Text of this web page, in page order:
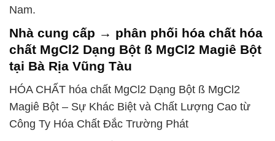
Nam.
Nhà cung cấp → phân phối hóa chất hóa
chất MgCl2 Dạng Bột ß MgCl2 Magiê Bột
tại Bà Rịa Vũng Tàu
HÓA CHẤT hóa chất MgCl2 Dạng Bột ß MgCl2
Magiê Bột – Sự Khác Biệt và Chất Lượng Cao từ
Công Ty Hóa Chất Đắc Trường Phát